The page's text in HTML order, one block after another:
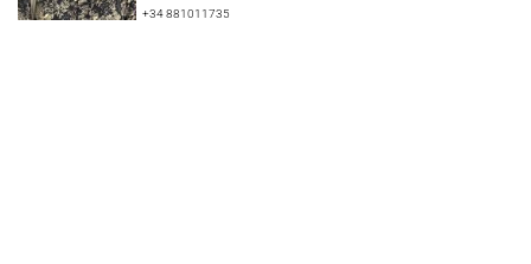
+34 881011735